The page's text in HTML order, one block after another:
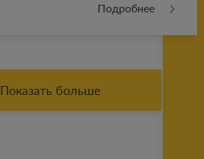
Подробнее
Показать больше